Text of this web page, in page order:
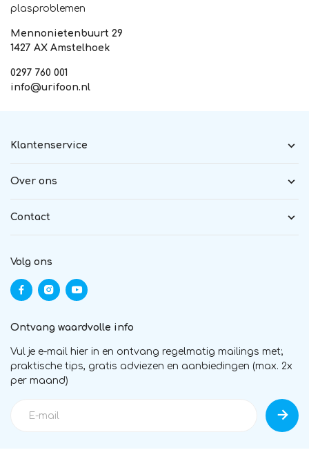
plasproblemen
Mennonietenbuurt 29
1427 AX Amstelhoek
0297 760 001
info@urifoon.nl
Klantenservice
Over ons
Contact
Volg ons
Ontvang waardvolle info
Vul je e-mail hier in en ontvang regelmatig mailings met;
praktische tips, gratis adviezen en aanbiedingen (max. 2x
per maand)